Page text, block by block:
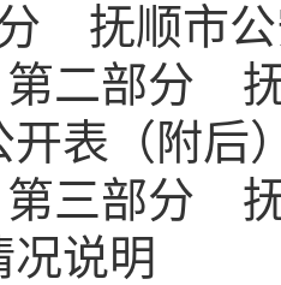
抚顺市
第二部分
开表 （附后
第三部分
况说明